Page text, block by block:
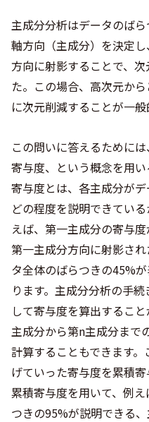
主成分分析はデータのば
軸方向（主成分）を決定
方向に射影することで、
た。この場合、高次元か
に次元削減することが一般
この問いに答えるために
寄与度、という概念を用い
寄与度とは、各主成分が
どの程度を説明できてい
えば、第一主成分の寄与度
第一主成分方向に射影さ
タ全体のばらつきの45%
ります。主成分分析の手
して寄与度を算出するこ
主成分から第n主成分まで
計算することもできます
げていった寄与度を累積
累積寄与度を用いて、例
つきの95%が説明できる